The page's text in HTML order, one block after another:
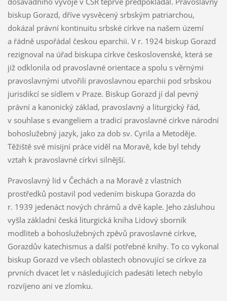
biskup Gorazd, dříve vysvěcený srbským patriarchou,
dokázal právní kontinuitu srbské církve na našem území
a řádně uspořádal českou eparchii. V r. 1924 biskup Gorazd
rezignoval na úřad biskupa církve československé, která se
již odklonila od pravoslavné orientace a spolu s věrnými
pravoslavnými utvořili pravoslavnou eparchii pod srbskou
jurisdikcí se sídlem v Praze. Biskup Gorazd jí dal pevný
právní a kanonický základ, pravoslavný a liturgický řád,
v souhlase s evangeliem a tradicí pravoslavné církve národní
bohoslužebný jazyk, jako za dob sv. Cyrila a Metoděje.
Těžiště své misijní práce viděl na Moravě, kde byl tehdy
vztah k pravoslavné církvi silnější.
Pravoslavný lid v Čechách a na Moravě z vlastních
prostředků postavil pod vedením biskupa Gorazda do
r. 1939 jedenáct nových chrámů a dvě kaple. Jeho zásluhou
vyšla základní česká liturgická kniha Lidový sborník
modliteb a bohoslužebných zpěvů pravoslavné církve,
Gorazdův katechismus a další potřebné knihy. To co vykonal
biskup Gorazd ve všech oblastech obnovující se církve za
prvních dvacet let v následujících padesáti letech nebylo
rozvíjeno ani ve zlomku.